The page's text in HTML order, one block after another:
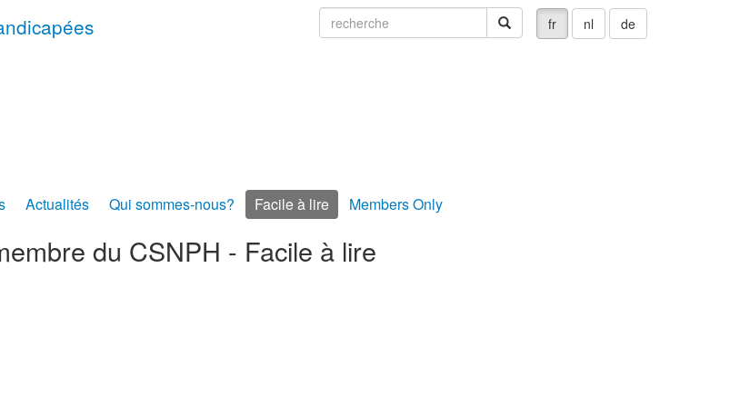
fr nl de
recherche recherche
Actualités Qui sommes-nous? Facile à lire Members Only
du CSNPH - Facile à lire